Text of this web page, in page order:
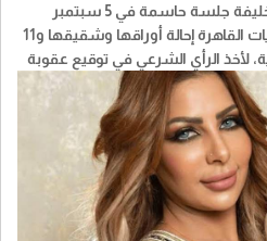
تترقب المنتجة والإعلامية سارة خليفة جلسة حاسمة في 5 سبتمبر
المقبل، بعدما قررت محكمة جنايات القاهرة إحالة أوراقها وشقيقها و11
لأخذ الرأي الشرعي في توقيع عقوبة
المعروفة إعلاميًا بـ«المخدرات